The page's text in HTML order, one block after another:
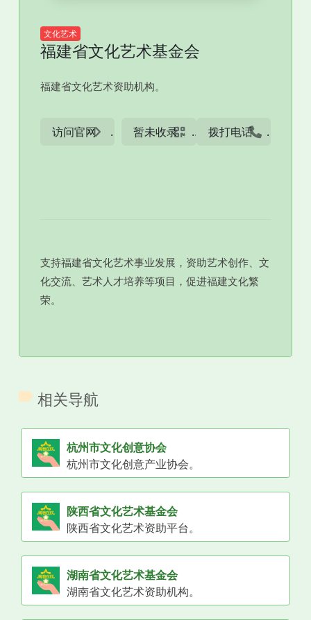
文化艺术
福建省文化艺术基金会
福建省文化艺术资助机构。
访问官网 暂未收录 拨打电话
支持福建省文化艺术事业发展，资助艺术创作、文
化交流、艺术人才培养等项目，促进福建文化繁
荣。
相关导航
杭州市文化创意协会
杭州市文化创意产业协会。
陕西省文化艺术基金会
陕西省文化艺术资助平台。
湖南省文化艺术基金会
湖南省文化艺术资助机构。